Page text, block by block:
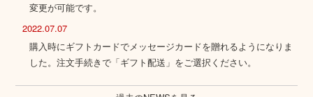
変更が可能です。
2022.07.07
購入時にギフトカードでメッセージカードを贈れるようになりま
した。注文手続きで「ギフト配送」をご選択ください。